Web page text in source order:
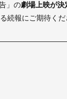
」の劇場上映が決
続報にご期待くだ